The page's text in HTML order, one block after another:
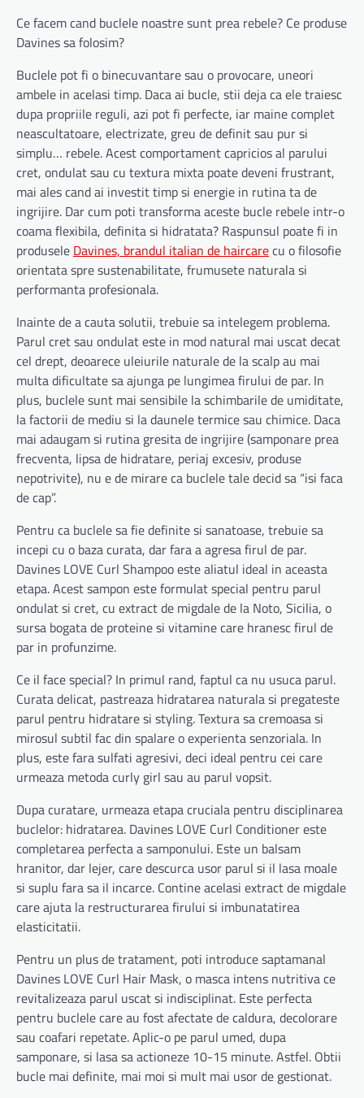
Ce facem cand buclele noastre sunt prea rebele? Ce produse
Davines sa folosim?
Buclele pot fi o binecuvantare sau o provocare, uneori
ambele in acelasi timp. Daca ai bucle, stii deja ca ele traiesc
dupa propriile reguli, azi pot fi perfecte, iar maine complet
neascultatoare, electrizate, greu de definit sau pur si
simplu… rebele. Acest comportament capricios al parului
cret, ondulat sau cu textura mixta poate deveni frustrant,
mai ales cand ai investit timp si energie in rutina ta de
ingrijire. Dar cum poti transforma aceste bucle rebele intr-o
coama flexibila, definita si hidratata? Raspunsul poate fi in
produsele Davines, brandul italian de haircarecu o filosofie
orientata spre sustenabilitate, frumusete naturala si
performanta profesionala.
Inainte de a cauta solutii, trebuie sa intelegem problema.
Parul cret sau ondulat este in mod natural mai uscat decat
cel drept, deoarece uleiurile naturale de la scalp au mai
multa dificultate sa ajunga pe lungimea firului de par. In
plus, buclele sunt mai sensibile la schimbarile de umiditate,
la factorii de mediu si la daunele termice sau chimice. Daca
mai adaugam si rutina gresita de ingrijire (samponare prea
frecventa, lipsa de hidratare, periaj excesiv, produse
nepotrivite), nu e de mirare ca buclele tale decid sa “isi faca
de cap”.
Pentru ca buclele sa fie definite si sanatoase, trebuie sa
incepi cu o baza curata, dar fara a agresa firul de par.
Davines LOVE Curl Shampoo este aliatul ideal in aceasta
etapa. Acest sampon este formulat special pentru parul
ondulat si cret, cu extract de migdale de la Noto, Sicilia, o
sursa bogata de proteine si vitamine care hranesc firul de
par in profunzime.
Ce il face special? In primul rand, faptul ca nu usuca parul.
Curata delicat, pastreaza hidratarea naturala si pregateste
parul pentru hidratare si styling. Textura sa cremoasa si
mirosul subtil fac din spalare o experienta senzoriala. In
plus, este fara sulfati agresivi, deci ideal pentru cei care
urmeaza metoda curly girl sau au parul vopsit.
Dupa curatare, urmeaza etapa cruciala pentru disciplinarea
buclelor: hidratarea. Davines LOVE Curl Conditioner este
completarea perfecta a samponului. Este un balsam
hranitor, dar lejer, care descurca usor parul si il lasa moale
si suplu fara sa il incarce. Contine acelasi extract de migdale
care ajuta la restructurarea firului si imbunatatirea
elasticitatii.
Pentru un plus de tratament, poti introduce saptamanal
Davines LOVE Curl Hair Mask, o masca intens nutritiva ce
revitalizeaza parul uscat si indisciplinat. Este perfecta
pentru buclele care au fost afectate de caldura, decolorare
sau coafari repetate. Aplic-o pe parul umed, dupa
samponare, si lasa sa actioneze 10-15 minute. Astfel. Obtii
bucle mai definite, mai moi si mult mai usor de gestionat.